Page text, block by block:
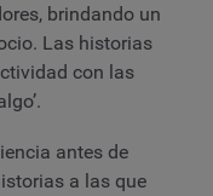
brindando un
Las historias
con las
antes de
a las que